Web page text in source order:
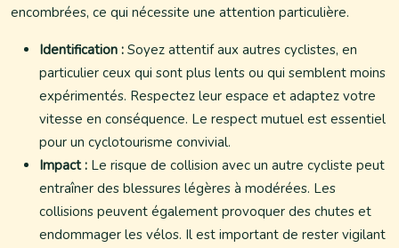
encombrées, ce qui nécessite une attention particulière.
Identification : Soyez attentif aux autres cyclistes, en
particulier ceux qui sont plus lents ou qui semblent moins
expérimentés. Respectez leur espace et adaptez votre
vitesse en conséquence. Le respect mutuel est essentiel
pour un cyclotourisme convivial.
Impact : Le risque de collision avec un autre cycliste peut
entraîner des blessures légères à modérées. Les
collisions peuvent également provoquer des chutes et
endommager les vélos. Il est important de rester vigilant